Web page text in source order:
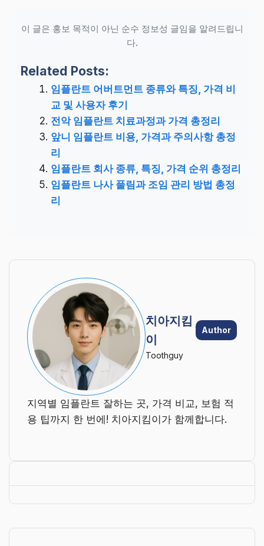
이 글은 홍보 목적이 아닌 순수 정보성 글임을 알려드립니
다.
Related Posts:
임플란트 어버트먼트 종류와 특징, 가격 비
교 및 사용자 후기
전악 임플란트 치료과정과 가격 총정리
앞니 임플란트 비용, 가격과 주의사항 총정
리
임플란트 회사 종류, 특징, 가격 순위 총정리
임플란트 나사 풀림과 조임 관리 방법 총정
리
치아지킴
이
Author
Toothguy
지역별 임플란트 잘하는 곳, 가격 비교, 보험 적
용 팁까지 한 번에! 치아지킴이가 함께합니다.